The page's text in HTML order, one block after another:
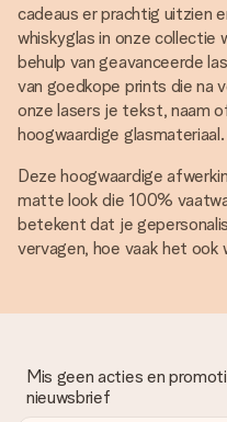
cadeaus er prachtig uitzien
whiskyglas in onze
behulp van geavanceerde
van goedkope prints die na
onze lasers je tekst, naam
hoogwaardige glasmateriaal.
Deze hoogwaardige
matte look die 100%
betekent dat je
vervagen, hoe vaak het ook
Mis geen acties en
nieuwsbrief